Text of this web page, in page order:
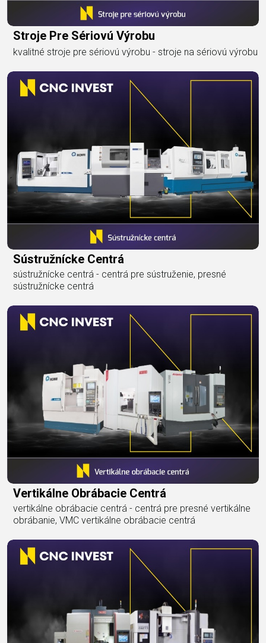
Stroje Pre Sériovú Výrobu
kvalitné stroje pre sériovú výrobu - stroje na sériovú výrobu
Sústružnícke Centrá
sústružnícke centrá - centrá pre sústruženie, presné
sústružnícke centrá
Vertikálne Obrábacie Centrá
vertikálne obrábacie centrá - centrá pre presné vertikálne
obrábanie, VMC vertikálne obrábacie centrá